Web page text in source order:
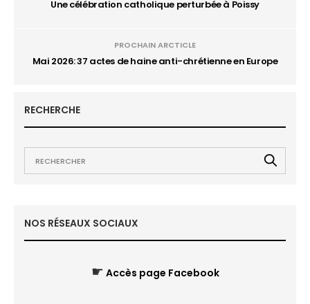
Une célébration catholique perturbée à Poissy
PROCHAIN ARCTICLE
Mai 2026: 37 actes de haine anti-chrétienne en Europe
RECHERCHE
NOS RÉSEAUX SOCIAUX
☛ Accès page Facebook